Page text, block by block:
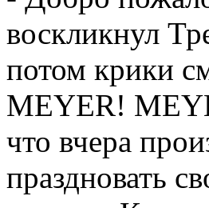
воскликнул
потом крики
MEYER!
что вчера
праздновать